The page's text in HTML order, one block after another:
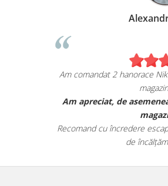
Am comandat 2
Am apreciat, de
Recomand cu încredere
de